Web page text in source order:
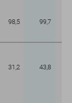
98,5 99,7
31,2 43,8